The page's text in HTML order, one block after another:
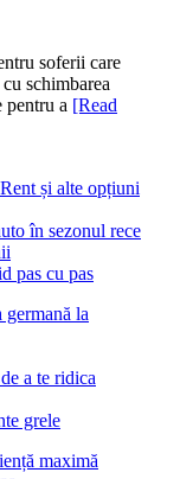
soferii care
schimbarea
pentru a [Read
și alte opțiuni
în sezonul rece
pas cu pas
la
a te ridica
grele
maximă